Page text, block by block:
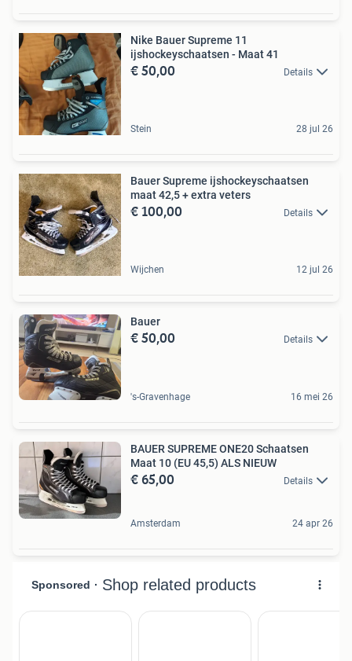
Nike Bauer Supreme 11
ijshockeyschaatsen - Maat 41
€ 50,00 Details
Stein 28 jul 26
Bauer Supreme ijshockeyschaatsen
maat 42,5 + extra veters
€ 100,00 Details
Wijchen 12 jul 26
Bauer
€ 50,00 Details
's-Gravenhage 16 mei 26
BAUER SUPREME ONE20 Schaatsen
Maat 10 (EU 45,5) ALS NIEUW
€ 65,00 Details
Amsterdam 24 apr 26